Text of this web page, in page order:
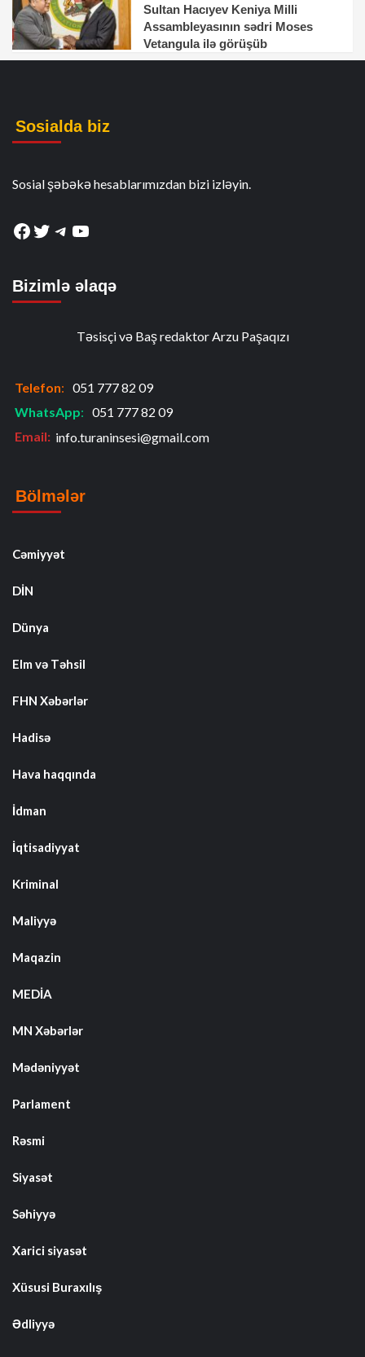
Sultan Hacıyev Keniya Milli
Assambleyasının sədri Moses
Vetangula ilə görüşüb
Sosialda biz
Sosial şəbəkə hesablarımızdan bizi izləyin.
Facebook
Twitter
Telegram
YouTube
Bizimlə əlaqə
Təsisçi və Baş redaktor Arzu Paşaqızı
Telefon: 051 777 82 09
WhatsApp: 051 777 82 09
Email: info.turaninsesi@gmail.com
Bölmələr
Cəmiyyət
DİN
Dünya
Elm və Təhsil
FHN Xəbərlər
Hadisə
Hava haqqında
İdman
İqtisadiyyat
Kriminal
Maliyyə
Maqazin
MEDİA
MN Xəbərlər
Mədəniyyət
Parlament
Rəsmi
Siyasət
Səhiyyə
Xarici siyasət
Xüsusi Buraxılış
Ədliyyə